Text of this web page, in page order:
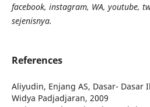
facebook, instagram, WA, youtube,
sejenisnya.
References
Aliyudin, Enjang AS, Dasar- Dasar
Widya Padjadjaran, 2009